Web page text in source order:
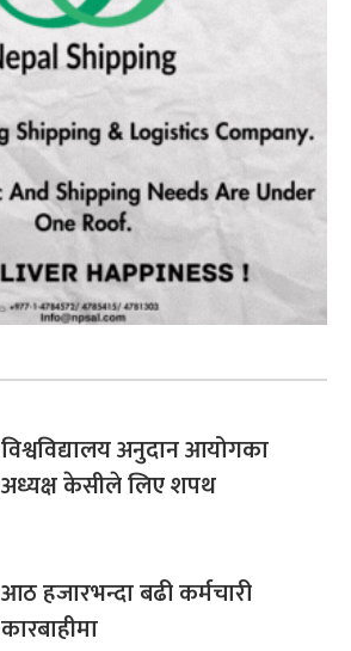
विश्वविद्यालय अनुदान आयोगका
अध्यक्ष केसीले लिए शपथ
आठ हजारभन्दा बढी कर्मचारी
कारबाहीमा